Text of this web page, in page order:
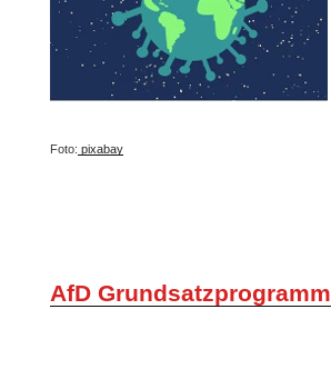
Foto: pixabay
AfD Grundsatzprogramm